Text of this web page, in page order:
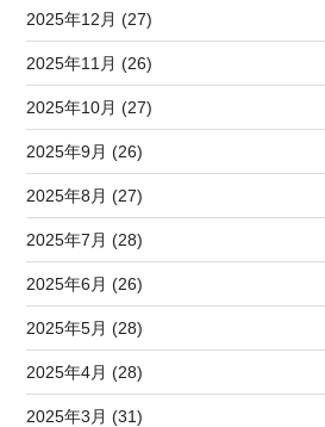
2025年12月 (27)
2025年11月 (26)
2025年10月 (27)
2025年9月 (26)
2025年8月 (27)
2025年7月 (28)
2025年6月 (26)
2025年5月 (28)
2025年4月 (28)
2025年3月 (31)